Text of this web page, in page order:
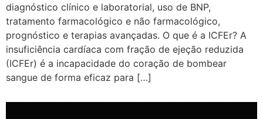
diagnóstico clínico e laboratorial, uso de BNP,
tratamento farmacológico e não farmacológico,
prognóstico e terapias avançadas. O que é a ICFEr? A
insuficiência cardíaca com fração de ejeção reduzida
(ICFEr) é a incapacidade do coração de bombear
sangue de forma eficaz para […]